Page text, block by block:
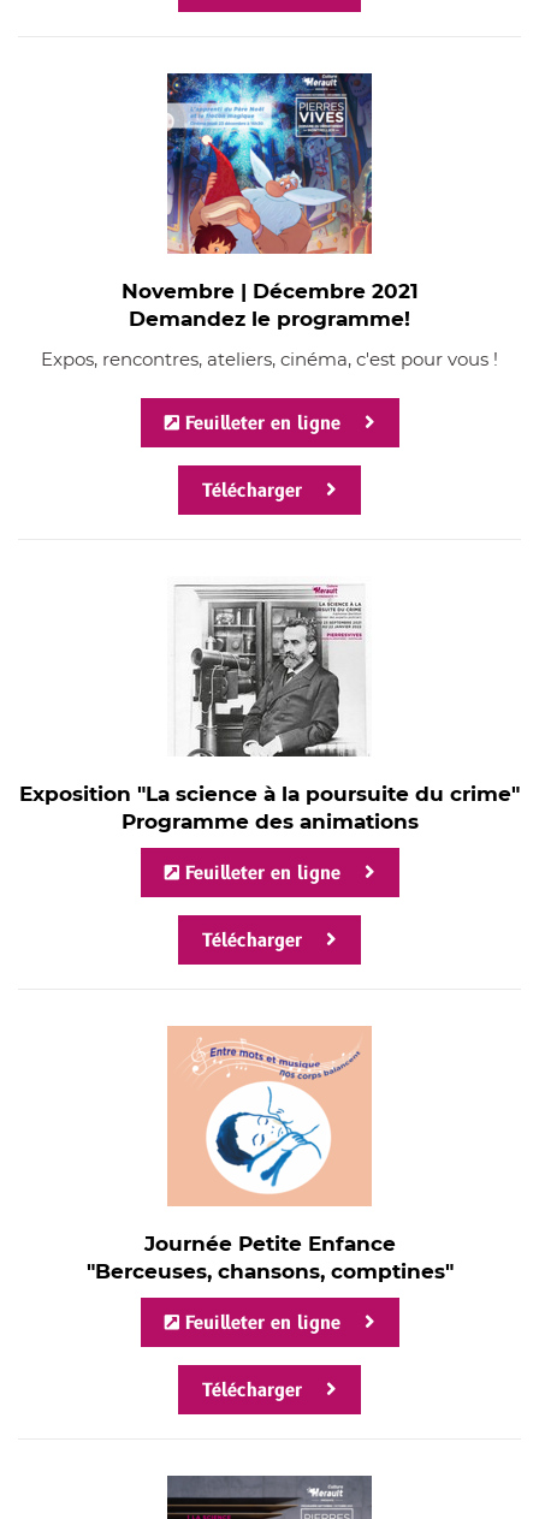
Novembre | Décembre 2021
Demandez le programme!
Expos, rencontres, ateliers, cinéma, c'est pour vous !
Feuilleter en ligne
Télécharger
Exposition "La science à la poursuite du crime"
Programme des animations
Feuilleter en ligne
Télécharger
Journée Petite Enfance
"Berceuses, chansons, comptines"
Feuilleter en ligne
Télécharger